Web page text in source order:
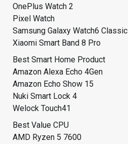
OnePlus Watch 2
Pixel Watch
Samsung Galaxy Watch6 Classic
Xiaomi Smart Band 8 Pro
Best Smart Home Product
Amazon Alexa Echo 4Gen
Amazon Echo Show 15
Nuki Smart Lock 4
Welock Touch41
Best Value CPU
AMD Ryzen 5 7600